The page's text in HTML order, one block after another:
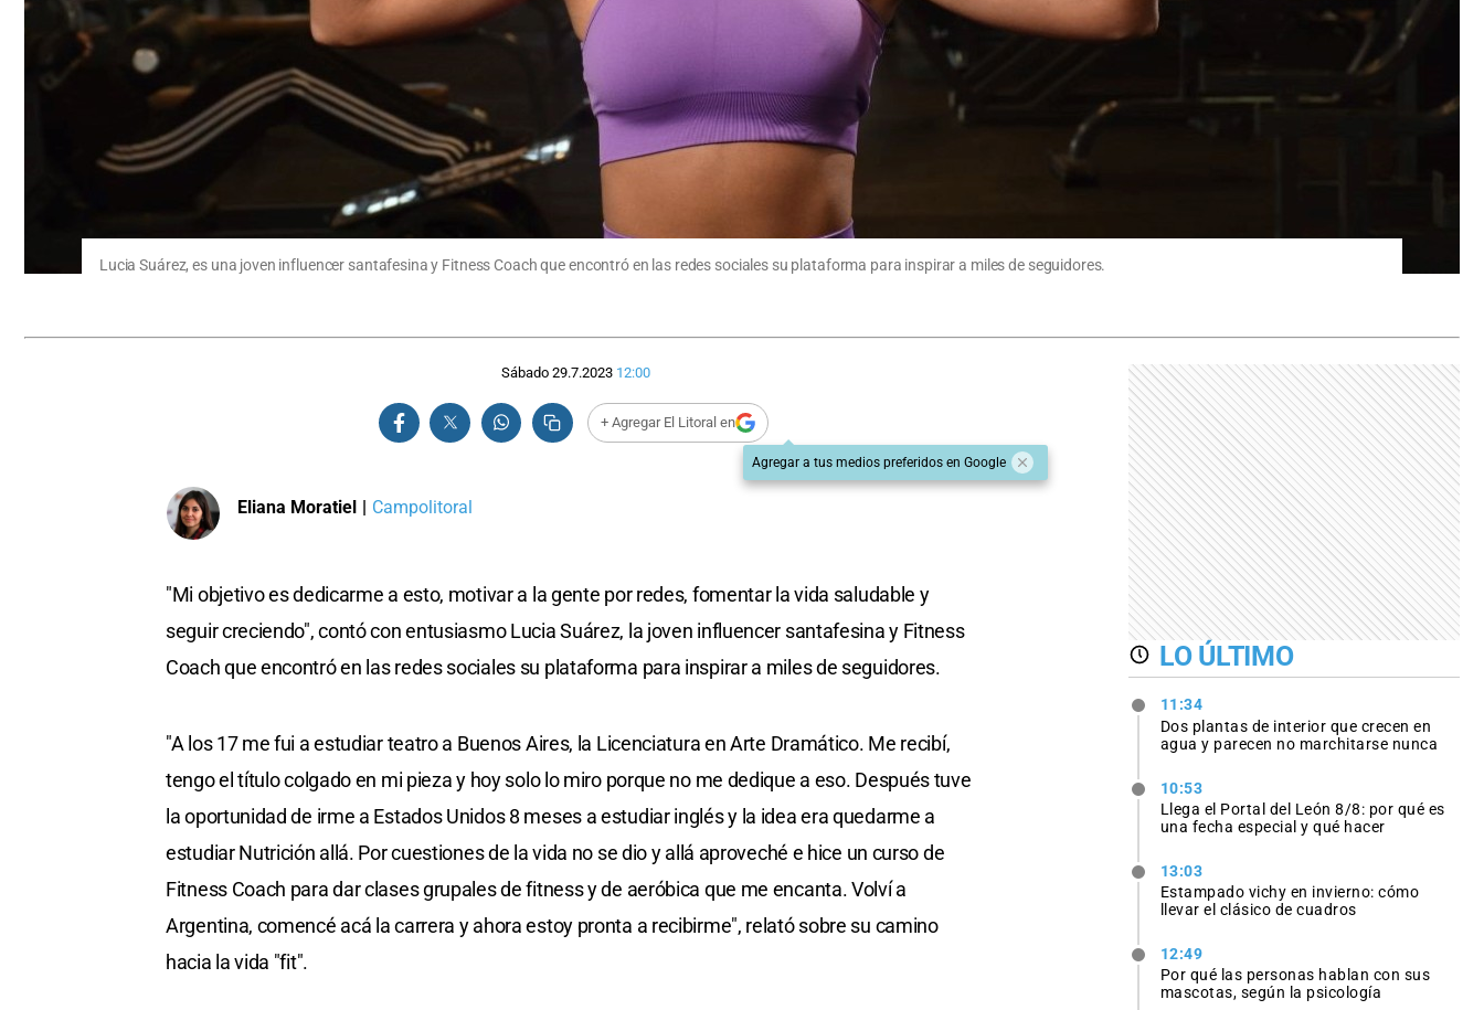
Lucia Suárez, es una joven influencer santafesina y Fitness Coach que encontró en las redes sociales su plataforma para inspirar a miles de seguidores.
Sábado 29.7.2023 12:00
+ Agregar El Litoral en
Agregar a tus medios preferidos en Google
Eliana Moratiel | Campolitoral
"Mi objetivo es dedicarme a esto, motivar a la gente por redes, fomentar la vida saludable y
seguir creciendo", contó con entusiasmo Lucia Suárez, la joven influencer santafesina y Fitness
Coach que encontró en las redes sociales su plataforma para inspirar a miles de seguidores.
"A los 17 me fui a estudiar teatro a Buenos Aires, la Licenciatura en Arte Dramático. Me recibí,
tengo el título colgado en mi pieza y hoy solo lo miro porque no me dedique a eso. Después tuve
la oportunidad de irme a Estados Unidos 8 meses a estudiar inglés y la idea era quedarme a
estudiar Nutrición allá. Por cuestiones de la vida no se dio y allá aproveché e hice un curso de
Fitness Coach para dar clases grupales de fitness y de aeróbica que me encanta. Volví a
Argentina, comencé acá la carrera y ahora estoy pronta a recibirme", relató sobre su camino
hacia la vida "fit".
LO ÚLTIMO
11:34
Dos plantas de interior que crecen en
agua y parecen no marchitarse nunca
10:53
Llega el Portal del León 8/8: por qué es
una fecha especial y qué hacer
13:03
Estampado vichy en invierno: cómo
llevar el clásico de cuadros
12:49
Por qué las personas hablan con sus
mascotas, según la psicología